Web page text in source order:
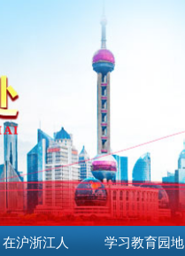
在沪浙江人 学习教育园地